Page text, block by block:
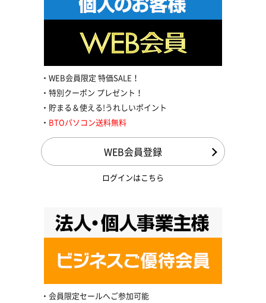
WEB会員限定 特価SALE！
特別クーポン プレゼント！
貯まる＆使える!うれしいポイント
BTOパソコン送料無料
WEB会員登録
ログインはこちら
会員限定セールへご参加可能